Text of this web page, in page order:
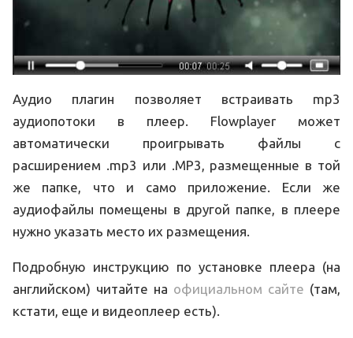
Аудио плагин позволяет встраивать mp3
аудиопотоки в плеер. Flowplayer может
автоматически проигрывать файлы с
расширением .mp3 или .MP3, размещенные в той
же папке, что и само приложение. Если же
аудиофайлы помещены в другой папке, в плеере
нужно указать место их размещения.
Подробную инструкцию по установке плеера (на
английском) читайте на официальном сайте (там,
кстати, еще и видеоплеер есть).